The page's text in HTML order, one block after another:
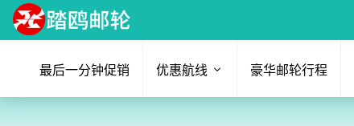
最后一分钟促销 优惠航线 豪华邮轮行程